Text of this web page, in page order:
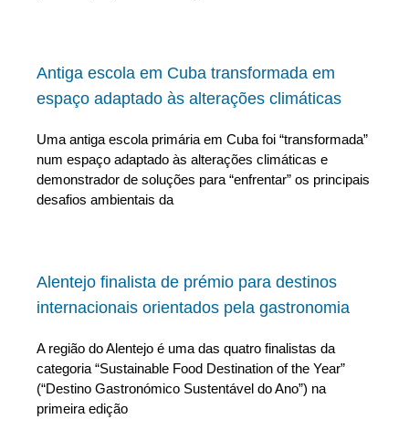
Antiga escola em Cuba transformada em
espaço adaptado às alterações climáticas
Uma antiga escola primária em Cuba foi “transformada”
num espaço adaptado às alterações climáticas e
demonstrador de soluções para “enfrentar” os principais
desafios ambientais da
Alentejo finalista de prémio para destinos
internacionais orientados pela gastronomia
A região do Alentejo é uma das quatro finalistas da
categoria “Sustainable Food Destination of the Year”
(“Destino Gastronómico Sustentável do Ano”) na
primeira edição